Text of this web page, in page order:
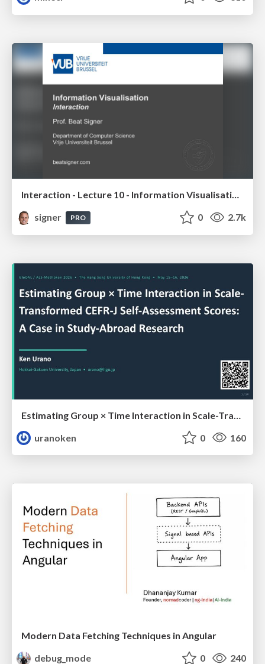
Interaction - Lecture 10 - Information Visualisation (4019538FNR)
signer
PRO 0 2.7k
uranoken
0 160
Modern Data Fetching Techniques in Angular
debug_mode
0 240